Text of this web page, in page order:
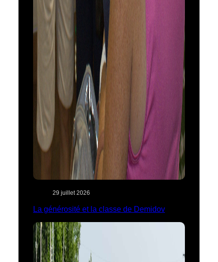
29 juillet 2026
La générosité et la classe de Demidov